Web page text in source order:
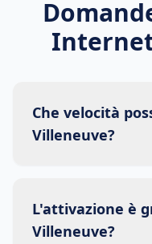
Che velocità
Villeneuve?
L'attivazione è
Villeneuve?